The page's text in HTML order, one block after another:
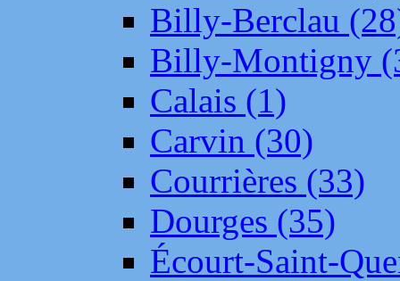
Billy-Berclau
Billy-Montigny
Calais (1)
Carvin (30)
Courrières (33)
Dourges (35)
Écourt-Saint-